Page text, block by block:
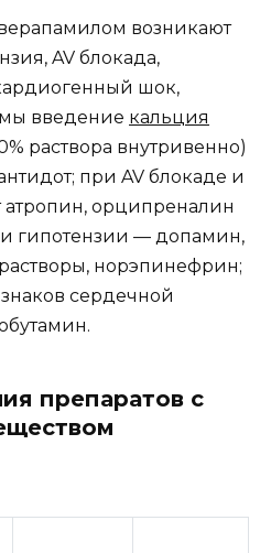
возникают
AV блокада,
шок,
введение кальция
раствора внутривенно)
при AV блокаде и
орципреналин
гипотензии — допамин,
норэпинефрин;
сердечной
препаратов с